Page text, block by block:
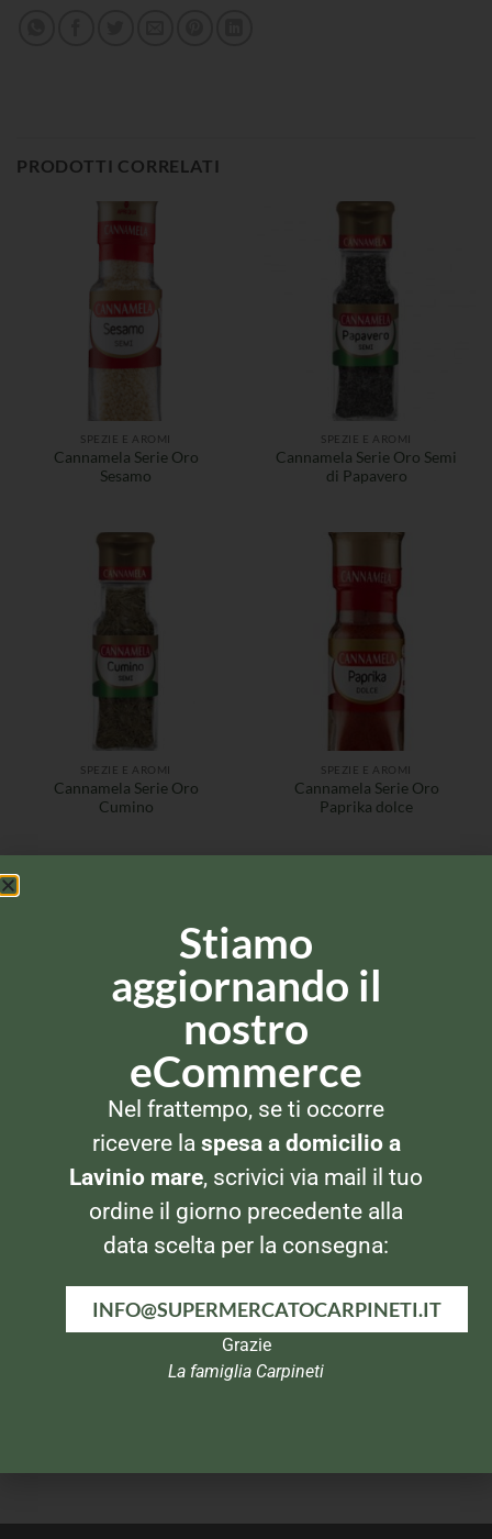
PRODOTTI CORRELATI
SPEZIE E AROMI
Cannamela Serie Oro
Sesamo
SPEZIE E AROMI
Cannamela Serie Oro Semi
di Papavero
SPEZIE E AROMI
Cannamela Serie Oro
Cumino
SPEZIE E AROMI
Cannamela Serie Oro
Paprika dolce
SPEZIE E AROMI
Cannamela Serie Oro Erba
Cipollina
Cannamela Serie Oro
Basilico
Stiamo
aggiornando il
nostro
eCommerce
Nel frattempo, se ti occorre
ricevere la spesa a domicilio a
Lavinio mare, scrivici via mail il tuo
ordine il giorno precedente alla
data scelta per la consegna:
INFO@SUPERMERCATOCARPINETI.IT
Grazie
La famiglia Carpineti